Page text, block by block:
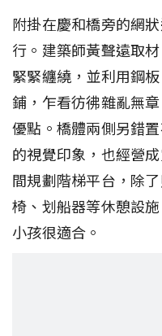
附掛在慶和橋旁的網
行。建築師黃聲遠取
緊緊纏繞，並利用鋼
鋪，乍看彷彿雜亂無
優點。橋體兩側另錯
的視覺印象，也經營
間規劃階梯平台，除
椅、划船器等休憩設
小孩很適合。